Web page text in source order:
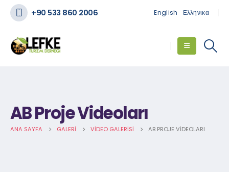
+90 533 860 2006 English Ελληνικα
AB Proje Videoları
ANA SAYFA GALERI VIDEO GALERISI AB PROJE VIDEOLARI